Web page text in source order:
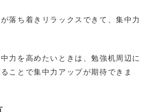
落ち着きリラックスできて、集中力
力を高めたいときは、勉強机周辺に
ことで集中力アップが期待できま